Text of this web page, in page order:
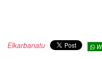
Elkarbanatu